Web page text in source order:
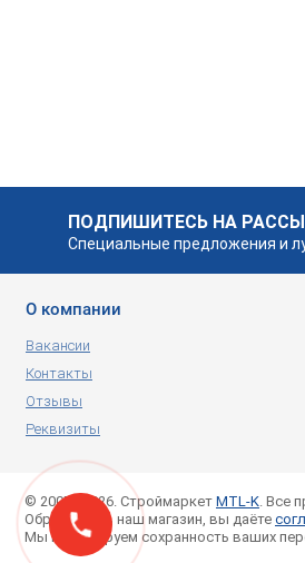
ПОДПИШИТЕСЬ НА
Специальные предложения и
О компании
Вакансии
Контакты
Отзывы
Реквизиты
© 2007—2026. Строймаркет MTL-K. Все
Обращаясь в наш магазин, вы даёте
Мы гарантируем сохранность ваших